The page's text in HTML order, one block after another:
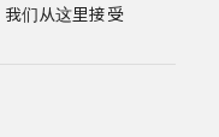
我们从这里接受